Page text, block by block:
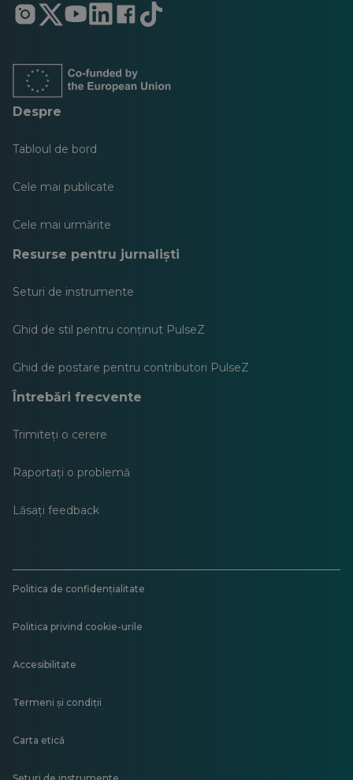
Se
deschide
filă
nouă
Se
deschide
filă
nouă
Se
deschide
filă
nouă
Se
deschide
filă
nouă
Se
deschide
filă
nouă
Se
deschide
nouă
Despre
Tabloul de bord
Cele mai publicate
Cele mai urmărite
Resurse pentru jurnaliști
Seturi de instrumente
Ghid de stil pentru conținut PulseZ
Ghid de postare pentru contributori PulseZ
Întrebări frecvente
Trimiteți o cerere
Raportați o problemă
Lăsați feedback
Politica de confidențialitate
Politica privind cookie-urile
Accesibilitate
Termeni și condiții
Carta etică